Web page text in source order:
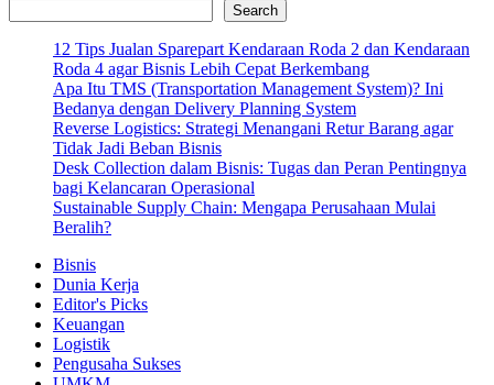
Search
12 Tips Jualan Sparepart Kendaraan Roda 2 dan Kendaraan
Roda 4 agar Bisnis Lebih Cepat Berkembang
Apa Itu TMS (Transportation Management System)? Ini
Bedanya dengan Delivery Planning System
Reverse Logistics: Strategi Menangani Retur Barang agar
Tidak Jadi Beban Bisnis
Desk Collection dalam Bisnis: Tugas dan Peran Pentingnya
bagi Kelancaran Operasional
Sustainable Supply Chain: Mengapa Perusahaan Mulai
Beralih?
Bisnis
Dunia Kerja
Editor's Picks
Keuangan
Logistik
Pengusaha Sukses